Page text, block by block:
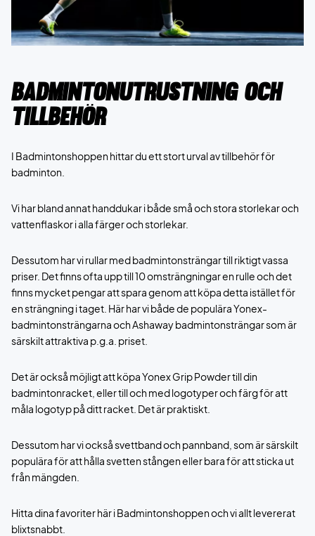
Badmintonutrustning och
tillbehör
I Badmintonshoppen hittar du ett stort urval av tillbehör för
badminton.
Vi har bland annat handdukar i både små och stora storlekar och
vattenflaskor i alla färger och storlekar.
Dessutom har vi rullar med badmintonsträngar till riktigt vassa
priser. Det finns ofta upp till 10 omsträngningar en rulle och det
finns mycket pengar att spara genom att köpa detta istället för
en strängning i taget. Här har vi både de populära Yonex-
badmintonsträngarna och Ashaway badmintonsträngar som är
särskilt attraktiva p.g.a. priset.
Det är också möjligt att köpa Yonex Grip Powder till din
badmintonracket, eller till och med logotyper och färg för att
måla logotyp på ditt racket. Det är praktiskt.
Dessutom har vi också svettband och pannband, som är särskilt
populära för att hålla svetten stången eller bara för att sticka ut
från mängden.
Hitta dina favoriter här i Badmintonshoppen och vi allt levererat
blixtsnabbt.